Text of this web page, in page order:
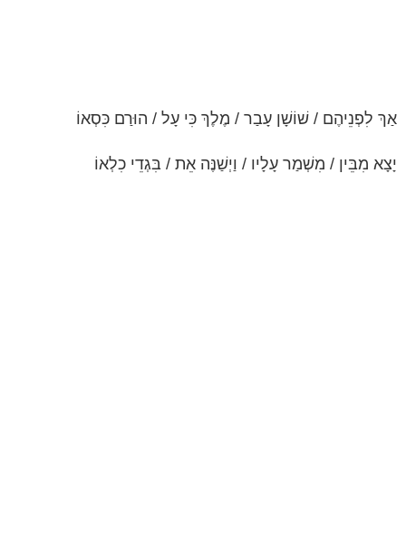
אַךְ לִפְנֵיהֶם / שׁוֹשָׁן עָבַר / מֶלֶךְ כִּי עָל / הוּרַם כִּסְאוֹ
יָצָא מִבֵּין / מִשְׁמַר עָלָיו / וַיְשַׁנֶּה אֵת / בִּגְדֵי כִלְאוֹ